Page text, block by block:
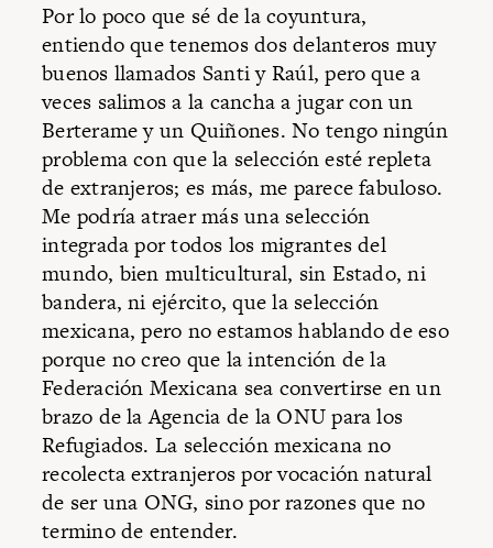
Por lo poco que sé de la coyuntura,
entiendo que tenemos dos delanteros muy
buenos llamados Santi y Raúl, pero que a
veces salimos a la cancha a jugar con un
Berterame y un Quiñones. No tengo ningún
problema con que la selección esté repleta
de extranjeros; es más, me parece fabuloso.
Me podría atraer más una selección
integrada por todos los migrantes del
mundo, bien multicultural, sin Estado, ni
bandera, ni ejército, que la selección
mexicana, pero no estamos hablando de eso
porque no creo que la intención de la
Federación Mexicana sea convertirse en un
brazo de la Agencia de la ONU para los
Refugiados. La selección mexicana no
recolecta extranjeros por vocación natural
de ser una ONG, sino por razones que no
termino de entender.